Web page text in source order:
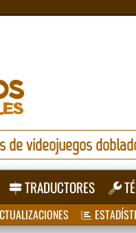
de videojuegos
TRADUCTORES